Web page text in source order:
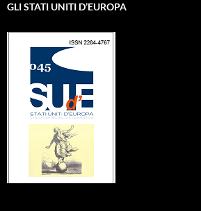
GLI STATI UNITI D’EUROPA